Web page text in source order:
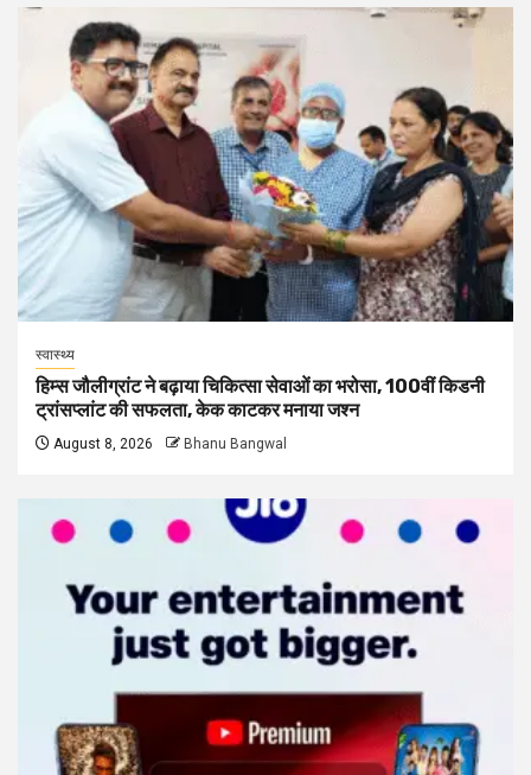
स्वास्थ्य
हिम्स जौलीग्रांट ने बढ़ाया चिकित्सा सेवाओं का भरोसा, 100वीं किडनी
ट्रांसप्लांट की सफलता, केक काटकर मनाया जश्न
August 8, 2026 Bhanu Bangwal